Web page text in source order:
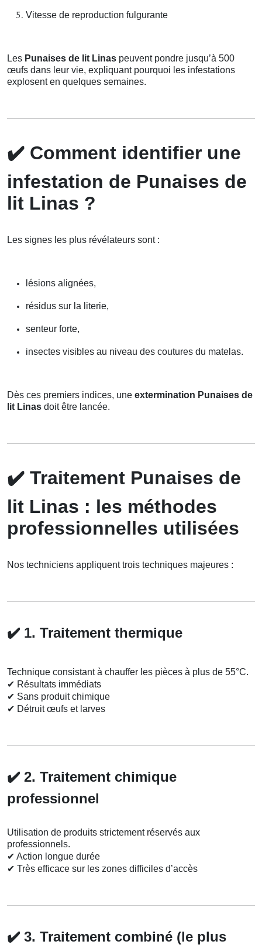
Vitesse de reproduction fulgurante
Les Punaises de lit Linas peuvent pondre jusqu’à 500
œufs dans leur vie, expliquant pourquoi les infestations
explosent en quelques semaines.
✔️ Comment identifier une
infestation de Punaises de
lit Linas ?
Les signes les plus révélateurs sont :
lésions alignées,
résidus sur la literie,
senteur forte,
insectes visibles au niveau des coutures du matelas.
Dès ces premiers indices, une extermination Punaises de
lit Linas doit être lancée.
✔️ Traitement Punaises de
lit Linas : les méthodes
professionnelles utilisées
Nos techniciens appliquent trois techniques majeures :
✔️ 1. Traitement thermique
Technique consistant à chauffer les pièces à plus de 55°C.
✔ Résultats immédiats
✔ Sans produit chimique
✔ Détruit œufs et larves
✔️ 2. Traitement chimique
professionnel
Utilisation de produits strictement réservés aux
professionnels.
✔ Action longue durée
✔ Très efficace sur les zones difficiles d’accès
✔️ 3. Traitement combiné (le plus